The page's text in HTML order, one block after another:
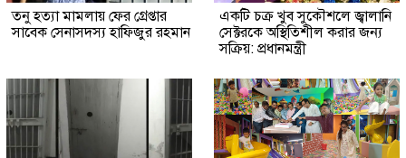
তনু হত্যা মামলায় ফের গ্রেপ্তার
সাবেক সেনাসদস্য হাফিজুর রহমান
একটি চক্র খুব সুকৌশলে জ্বালানি
সেক্টরকে অস্থিতিশীল করার জন্য
সক্রিয়: প্রধানমন্ত্রী